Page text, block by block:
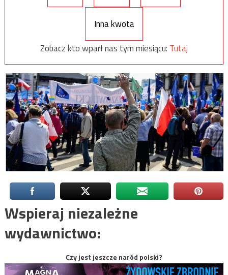
Inna kwota
Zobacz kto wparł nas tym miesiącu: Tutaj
Wspieraj niezależne
wydawnictwo:
Czy jest jeszcze naród polski?